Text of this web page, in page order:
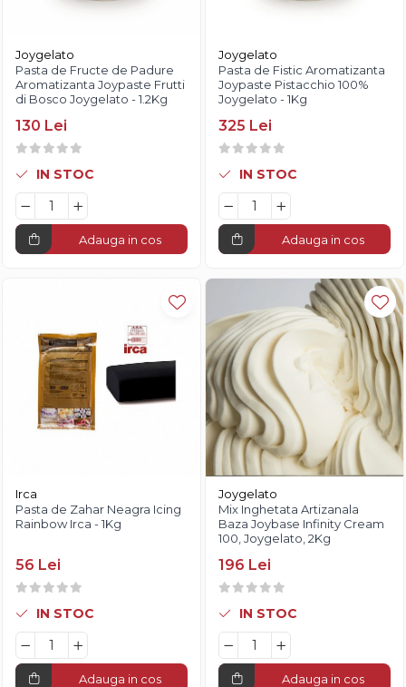
Joygelato
Pasta de Fructe de Padure
Aromatizanta Joypaste Frutti
di Bosco Joygelato - 1.2Kg
130 Lei
IN STOC
Adauga in cos
Joygelato
Pasta de Fistic Aromatizanta
Joypaste Pistacchio 100%
Joygelato - 1Kg
325 Lei
IN STOC
Adauga in cos
Irca
Pasta de Zahar Neagra Icing
Rainbow Irca - 1Kg
56 Lei
IN STOC
Adauga in cos
Joygelato
Mix Inghetata Artizanala
Baza Joybase Infinity Cream
100, Joygelato, 2Kg
196 Lei
IN STOC
Adauga in cos